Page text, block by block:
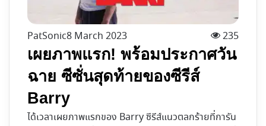
PatSonic8 March 2023 235
เผยภาพแรก! พร้อมประกาศวัน
ฉาย ซีซั่นสุดท้ายของซีรีส์
Barry
ได้เวลาเผยภาพแรกของ Barry ซีรีส์แนวตลกร้ายที่การัน